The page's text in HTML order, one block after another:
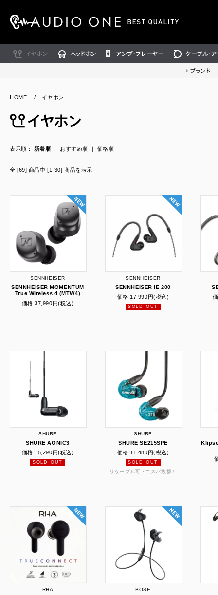
ケーブル・アクセ
HOME / イヤホン
表示順： 新着順 ｜ おすすめ順 ｜ 価格順
全 [69] 商品中 [1-30] 商品を表示
SENNHEISER
SENNHEISER MOMENTUM
True Wireless 4 (MTW4)
価格:37,990円(税込)
SENNHEISER
SENNHEISER IE 200
価格:17,990円(税込)
SOLD OUT
SHURE
SHURE AONIC3
価格:15,290円(税込)
SOLD OUT
SHURE
SHURE SE215SPE
価格:11,480円(税込)
SOLD OUT
リケーブル可・コスパ抜群！
RHA BOSE